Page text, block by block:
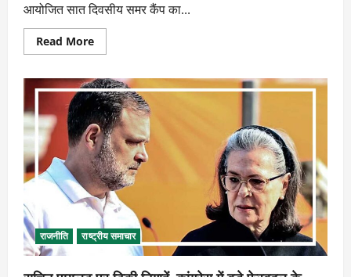
आयोजित सात दिवसीय समर कैंप का...
Read MoreRead
more
संघर्ष
और
धैर्य
सफलता
की
कुंजी
:
डॉ.
अनिल
वर्मा
राजनीति राष्ट्रीय समाचार